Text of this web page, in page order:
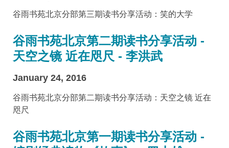
谷雨书苑北京分部第三期读书分享活动：笑的大学
谷雨书苑北京第二期读书分享活动 -
天空之镜 近在咫尺 - 李洪武
January 24, 2016
谷雨书苑北京分部第二期读书分享活动：天空之镜 近在
咫尺
谷雨书苑北京第一期读书分享活动 -